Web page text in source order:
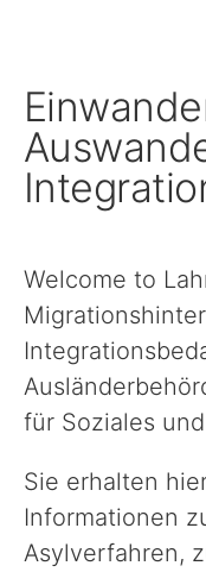
Familien, Frauen,
Gesundheit
Einwanderung,
Inklusion
Natur, Umwelt &
Welcome to
für Soziales
Sie erhalten
Informationen
Asylverfahren,